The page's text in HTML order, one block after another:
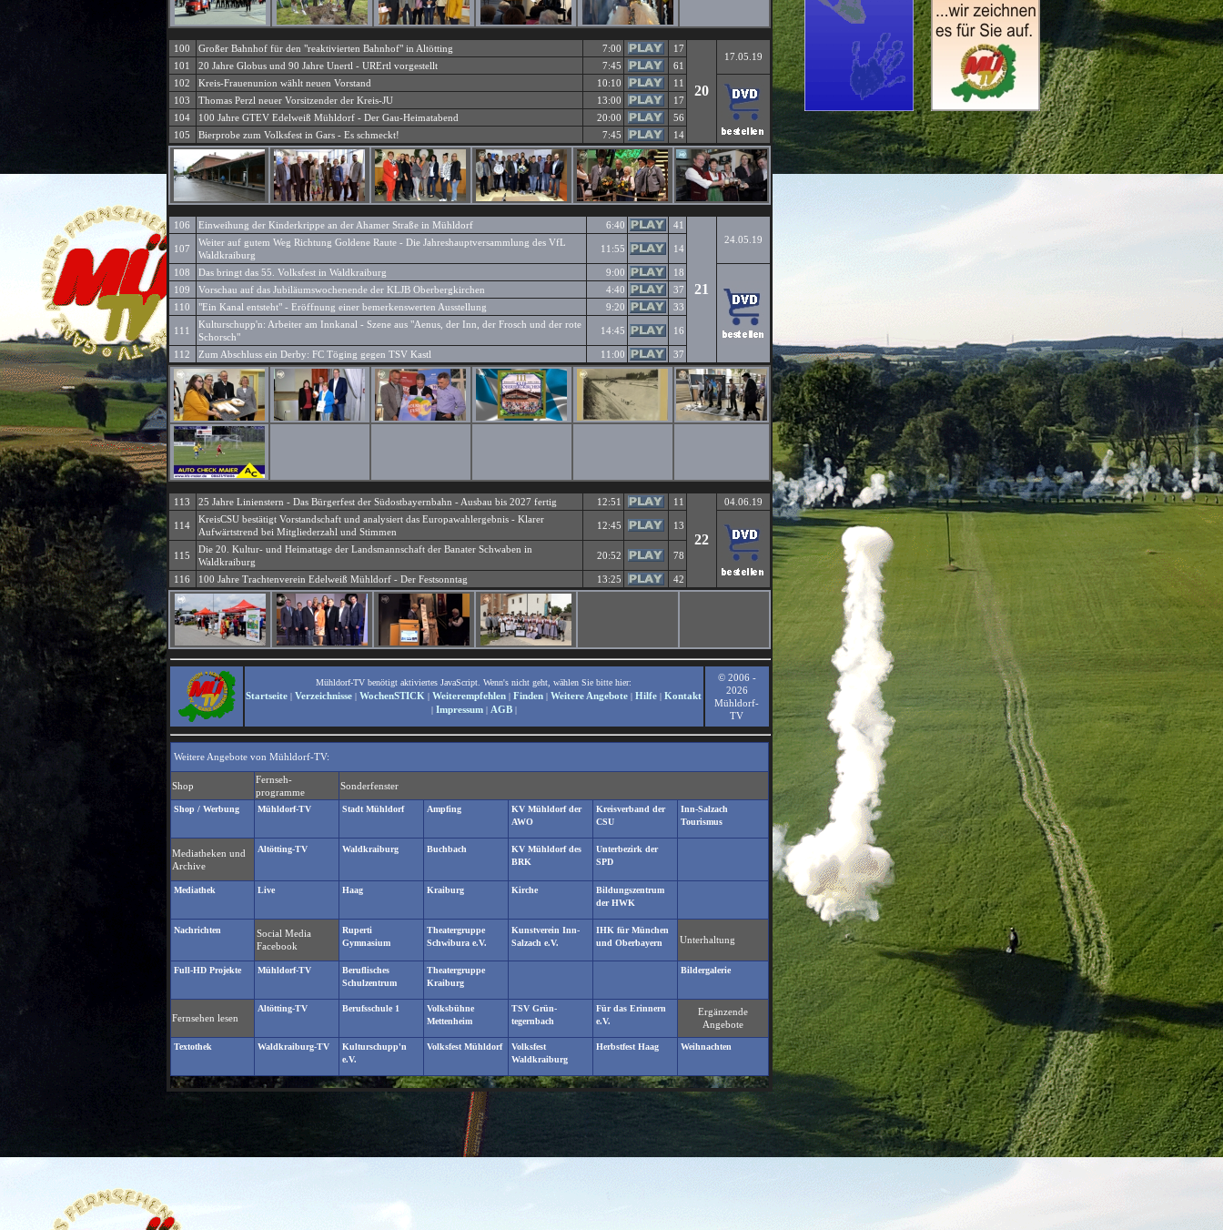
100 Großer Bahnhof für den "reaktivierten Bahnhof" in Altötting 7:00 17
20
17.05.19
101
20 Jahre Globus und 90 Jahre Unertl - URErtl vorgestellt 7:45
61
102
Kreis-Frauenunion wählt neuen Vorstand 10:10
11
103
Thomas Perzl neuer Vorsitzender der Kreis-JU 13:00
17
104
100 Jahre GTEV Edelweiß Mühldorf - Der Gau-Heimatabend 20:00
56
105
Bierprobe zum Volksfest in Gars - Es schmeckt! 7:45 14
106 Einweihung der Kinderkrippe an der Ahamer Straße in Mühldorf 6:40 41
21
24.05.19
107
Weiter auf gutem Weg Richtung Goldene Raute - Die Jahreshauptversammlung des VfL
Waldkraiburg
11:55 14
108 Das bringt das 55. Volksfest in Waldkraiburg 9:00
18
109
Vorschau auf das Jubiläumswochenende der KLJB Oberbergkirchen 4:40
37
110
"Ein Kanal entsteht" - Eröffnung einer bemerkenswerten Ausstellung 9:20 33
111
Kulturschupp'n: Arbeiter am Innkanal - Szene aus "Aenus, der Inn, der Frosch und der rote
Schorsch"
14:45 16
112 Zum Abschluss ein Derby: FC Töging gegen TSV Kastl 11:00 37
113 25 Jahre Linienstern - Das Bürgerfest der Südostbayernbahn - Ausbau bis 2027 fertig 12:51 11
22
04.06.19
114
KreisCSU bestätigt Vorstandschaft und analysiert das Europawahlergebnis - Klarer
Aufwärtstrend bei Mitgliederzahl und Stimmen
12:45 13
115
Die 20. Kultur- und Heimattage der Landsmannschaft der Banater Schwaben in
Waldkraiburg
20:52 78
116 100 Jahre Trachtenverein Edelweiß Mühldorf - Der Festsonntag 13:25 42
Mühldorf-TV benötigt aktiviertes JavaScript. Wenn's nicht geht, wählen Sie bitte hier:
Startseite | Verzeichnisse | WochenSTICK | Weiterempfehlen | Finden | Weitere Angebote | Hilfe | Kontakt
| Impressum| AGB|
© 2006 -
2026
Mühldorf-
TV